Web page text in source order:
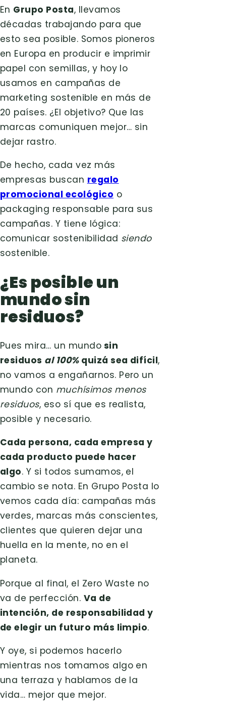
En Grupo Posta, llevamos
décadas trabajando para que
esto sea posible. Somos pioneros
en Europa en producir e imprimir
papel con semillas, y hoy lo
usamos en campañas de
marketing sostenible en más de
20 países. ¿El objetivo? Que las
marcas comuniquen mejor… sin
dejar rastro.
De hecho, cada vez más
empresas buscan regalo
promocional ecológico o
packaging responsable para sus
campañas. Y tiene lógica:
comunicar sostenibilidad siendo
sostenible.
¿Es posible un
mundo sin
residuos?
Pues mira… un mundo sin
residuos al 100%quizá sea difícil,
no vamos a engañarnos. Pero un
mundo con muchísimos menos
residuos, eso sí que es realista,
posible y necesario.
Cada persona, cada empresa y
cada producto puede hacer
algo. Y si todos sumamos, el
cambio se nota. En Grupo Posta lo
vemos cada día: campañas más
verdes, marcas más conscientes,
clientes que quieren dejar una
huella en la mente, no en el
planeta.
Porque al final, el Zero Waste no
va de perfección. Va de
intención, de responsabilidad y
de elegir un futuro más limpio.
Y oye, si podemos hacerlo
mientras nos tomamos algo en
una terraza y hablamos de la
vida… mejor que mejor.